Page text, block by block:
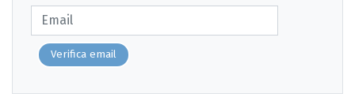
Verifica email